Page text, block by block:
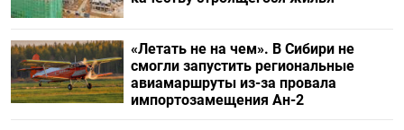
«Летать не на чем». В Сибири не
смогли запустить региональные
авиамаршруты из-за провала
импортозамещения Ан-2